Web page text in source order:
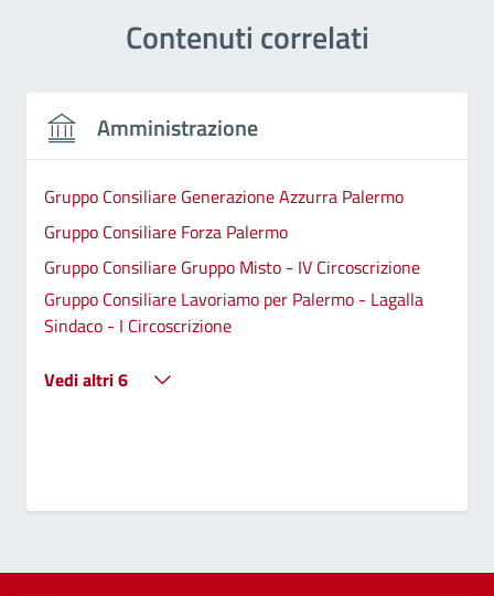
Contenuti correlati
Amministrazione
Gruppo Consiliare Generazione Azzurra Palermo
Gruppo Consiliare Forza Palermo
Gruppo Consiliare Gruppo Misto - IV Circoscrizione
Gruppo Consiliare Lavoriamo per Palermo - Lagalla
Sindaco - I Circoscrizione
Vedi altri 6